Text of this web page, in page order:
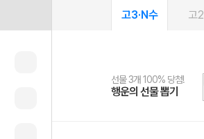
고3·N수 고2
선물 3개 100% 당첨!
행운의 선물 뽑기
선물 100% 증정!
메가스터디 X 올리브
여름방학 스터디 캐시백
메가런 썸머스쿨
2027 러셀 단과
강사 공개선발
스마트러닝앱
설문 EVENT
메가패스
3일 무료 체험권
메가패스 수강생 무료혜택!
메가클럽 멤버십
사회공헌 캠페인
희망이룸 메가나눔